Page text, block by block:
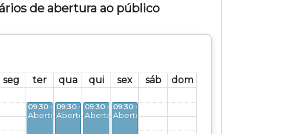
de abertura ao público
seg ter qua qui sex sáb dom
09:30 - 19:30
Aberto
09:30 - 19:30
Aberto
09:30 - 19:30
Aberto
09:30 - 19:30
Aberto